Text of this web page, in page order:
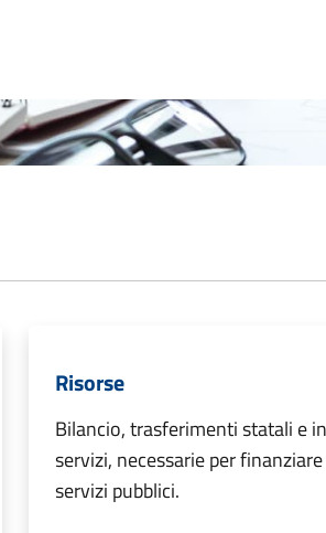
Risorse
Bilancio, trasferimenti statali e
servizi, necessarie per
servizi pubblici.